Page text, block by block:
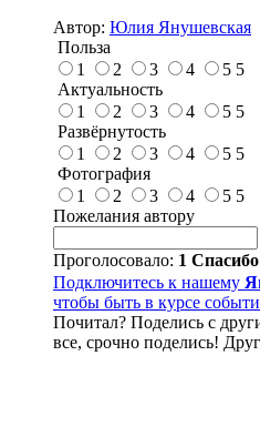
Автор: Юлия Янушевская
Польза
1
2 3 4 5 5
Актуальность
1
2 3 4 5 5
Развёрнутость
1
2 3 4 5 5
Фотография
1
2 3 4 5 5
Пожелания автору
Проголосовало: 1 Спасибо
Подключитесь к нашему
чтобы быть в курсе
Почитал? Поделись с
все, срочно поделись!